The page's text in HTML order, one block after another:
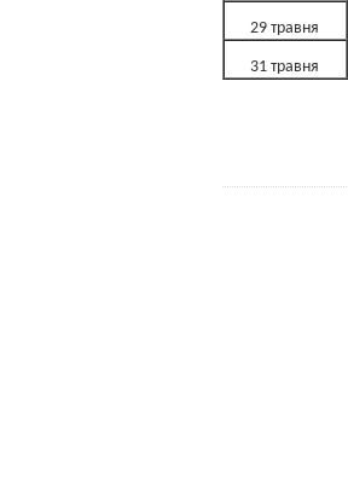
29 травня
31 травня